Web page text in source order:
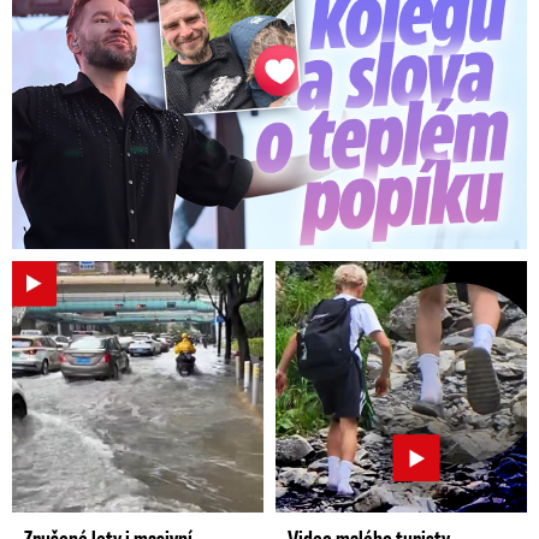
regionální rozvoj
• Aktivně spolupracoval s knihovnami na
projektech standardizace ve vyhledávání a
sdílení informací, paralelně se angažoval v
neziskovém sektoru
• Pracoval pro české i zahraniční firmy jako
specialista na informační technologie; jako
ředitel marketingu startoval nový český
pracovní portál, nyní pracuje na různých
projektech týkajících se kvality dat ve firmách,
budování datových skladů a návrhů
manažerských informačních systémů